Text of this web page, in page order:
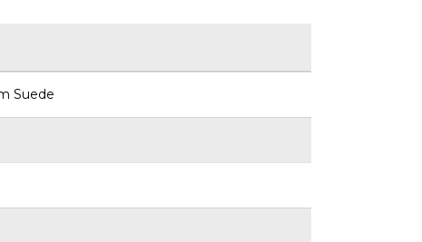
Suede